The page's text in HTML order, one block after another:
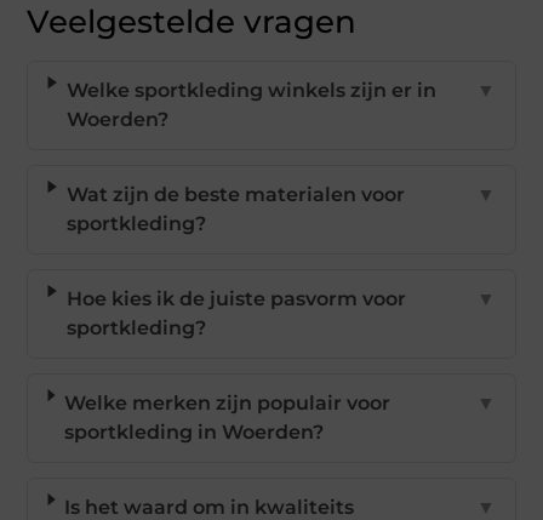
Veelgestelde vragen
Welke sportkleding winkels zijn er in
Woerden?
▼
Wat zijn de beste materialen voor
sportkleding?
▼
Hoe kies ik de juiste pasvorm voor
sportkleding?
▼
Welke merken zijn populair voor
sportkleding in Woerden?
▼
Is het waard om in kwaliteits
▼